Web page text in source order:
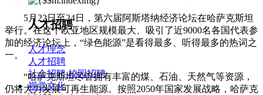
人才招聘
人才理念
人才招聘
社会招聘 校园招聘
视觉文化
5月22日至24日，第六届阿斯塔纳经济论坛在哈萨克斯坦
举行。在这个欧亚地区规模最大、吸引了近9000名各国代表参
加的经济论坛上，“绿色能源”是看得最多、听得最多的热词之
一。
“哈萨克斯坦尽管拥有丰富的煤、石油、天然气等资源，
仍将大力发展可再生能源。按照2050年国家发展战略，哈萨克